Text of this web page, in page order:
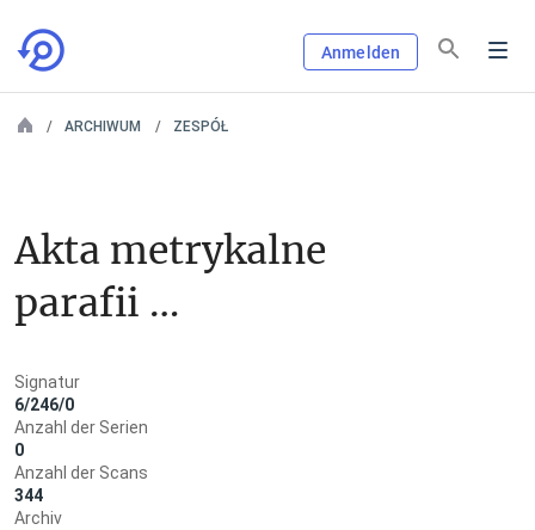
Anmelden
ARCHIWUM ZESPÓŁ
Akta metrykalne
parafii
Chojnicach
Signatur
6/246/0
Anzahl der Serien
0
Anzahl der Scans
344
Archiv